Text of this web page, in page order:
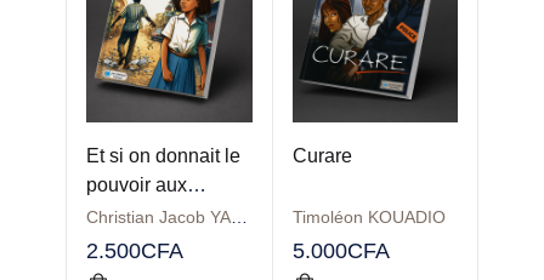
Et si on donnait le
pouvoir aux
enfants?
2.500CFA
Curare
Timoléon KOUADIO
5.000CFA